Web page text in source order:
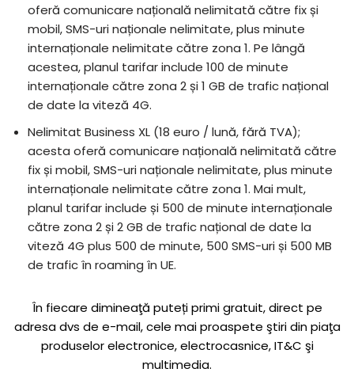
oferă comunicare națională nelimitată către fix și
mobil, SMS-uri naționale nelimitate, plus minute
internaționale nelimitate către zona 1. Pe lângă
acestea, planul tarifar include 100 de minute
internaționale către zona 2 și 1 GB de trafic național
de date la viteză 4G.
Nelimitat Business XL (18 euro / lună, fără TVA);
acesta oferă comunicare națională nelimitată către
fix și mobil, SMS-uri naționale nelimitate, plus minute
internaționale nelimitate către zona 1. Mai mult,
planul tarifar include și 500 de minute internaționale
către zona 2 și 2 GB de trafic național de date la
viteză 4G plus 500 de minute, 500 SMS-uri și 500 MB
de trafic în roaming în UE.
În fiecare dimineaţă puteți primi gratuit, direct pe
adresa dvs de e-mail, cele mai proaspete ştiri din piaţa
produselor electronice, electrocasnice, IT&C şi
multimedia.